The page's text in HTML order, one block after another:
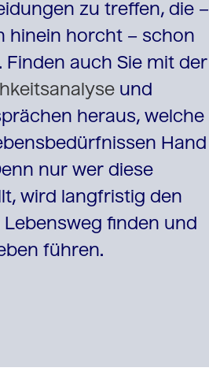
zu treffen, die –
hinein horcht – schon
Finden auch Sie mit der
und
heraus, welche
Hand
nur wer diese
wird langfristig den
finden und
führen.